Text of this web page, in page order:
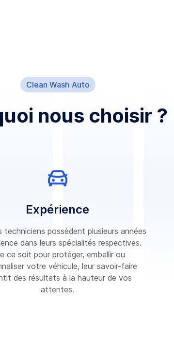
Clean Wash Auto
nous choisir ?
Expérience
techniciens possèdent plusieurs années
dans leurs spécialités respectives.
ce soit pour protéger, embellir ou
votre véhicule, leur savoir-faire
des résultats à la hauteur de vos
attentes.